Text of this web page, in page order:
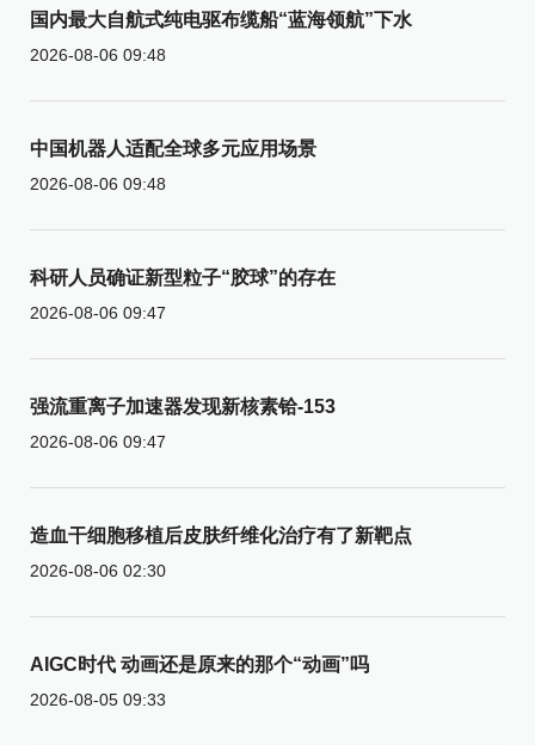
国内最大自航式纯电驱布缆船“蓝海领航”下水
2026-08-06 09:48
中国机器人适配全球多元应用场景
2026-08-06 09:48
科研人员确证新型粒子“胶球”的存在
2026-08-06 09:47
强流重离子加速器发现新核素铪-153
2026-08-06 09:47
造血干细胞移植后皮肤纤维化治疗有了新靶点
2026-08-06 02:30
AIGC时代 动画还是原来的那个“动画”吗
2026-08-05 09:33